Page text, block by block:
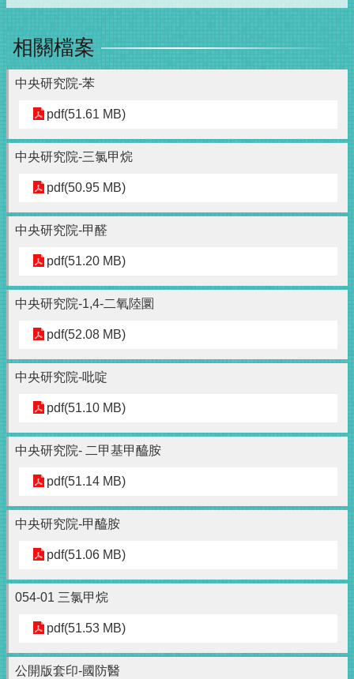
相關檔案
中央研究院-苯
pdf(51.61 MB)
中央研究院-三氯甲烷
pdf(50.95 MB)
中央研究院-甲醛
pdf(51.20 MB)
中央研究院-1,4-二氧陸圜
pdf(52.08 MB)
中央研究院-吡啶
pdf(51.10 MB)
中央研究院- 二甲基甲醯胺
pdf(51.14 MB)
中央研究院-甲醯胺
pdf(51.06 MB)
054-01 三氯甲烷
pdf(51.53 MB)
公開版套印-國防醫